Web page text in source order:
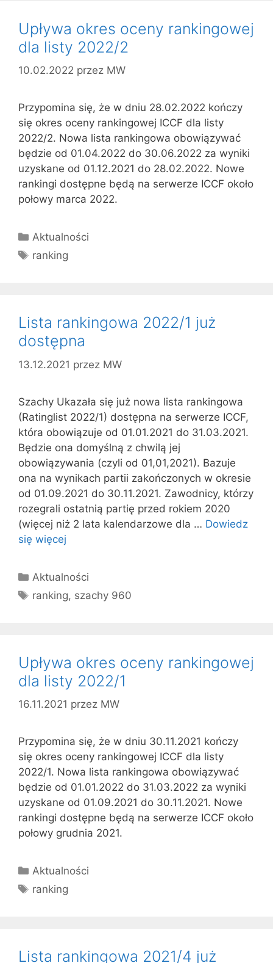
Upływa okres oceny rankingowej
dla listy 2022/2
10.02.2022 przez MW
Przypomina się, że w dniu 28.02.2022 kończy
się okres oceny rankingowej ICCF dla listy
2022/2. Nowa lista rankingowa obowiązywać
będzie od 01.04.2022 do 30.06.2022 za wyniki
uzyskane od 01.12.2021 do 28.02.2022. Nowe
rankingi dostępne będą na serwerze ICCF około
połowy marca 2022.
Kategorie
Aktualności
Tagi
ranking
Lista rankingowa 2022/1 już
dostępna
13.12.2021 przez MW
Szachy Ukazała się już nowa lista rankingowa
(Ratinglist 2022/1) dostępna na serwerze ICCF,
która obowiązuje od 01.01.2021 do 31.03.2021.
Będzie ona domyślną z chwilą jej
obowiązywania (czyli od 01,01,2021). Bazuje
ona na wynikach partii zakończonych w okresie
od 01.09.2021 do 30.11.2021. Zawodnicy, którzy
rozegrali ostatnią partię przed rokiem 2020
(więcej niż 2 lata kalendarzowe dla … Dowiedz
się więcej
Kategorie
Aktualności
Tagi
ranking, szachy 960
Upływa okres oceny rankingowej
dla listy 2022/1
16.11.2021 przez MW
Przypomina się, że w dniu 30.11.2021 kończy
się okres oceny rankingowej ICCF dla listy
2022/1. Nowa lista rankingowa obowiązywać
będzie od 01.01.2022 do 31.03.2022 za wyniki
uzyskane od 01.09.2021 do 30.11.2021. Nowe
rankingi dostępne będą na serwerze ICCF około
połowy grudnia 2021.
Kategorie
Aktualności
Tagi
ranking
Lista rankingowa 2021/4 już